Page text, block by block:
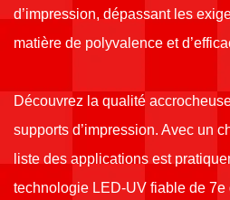
d’impression, dépassant les
matière de polyvalence et
Découvrez la qualité
supports d’impression. Avec un
liste des applications est
technologie LED-UV fiable de 7e